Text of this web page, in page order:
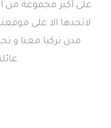
على أكبر مجموعة من
لاتجدها الا على
مدن تركيا معنا و